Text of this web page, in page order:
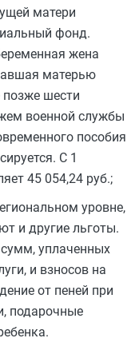
матери
фонд.
жена
матерью
позже шести
военной службы
пособия
С 1
45 054,24 руб.;
уровне,
и другие льготы.
уплаченных
и взносов на
от пеней при
подарочные